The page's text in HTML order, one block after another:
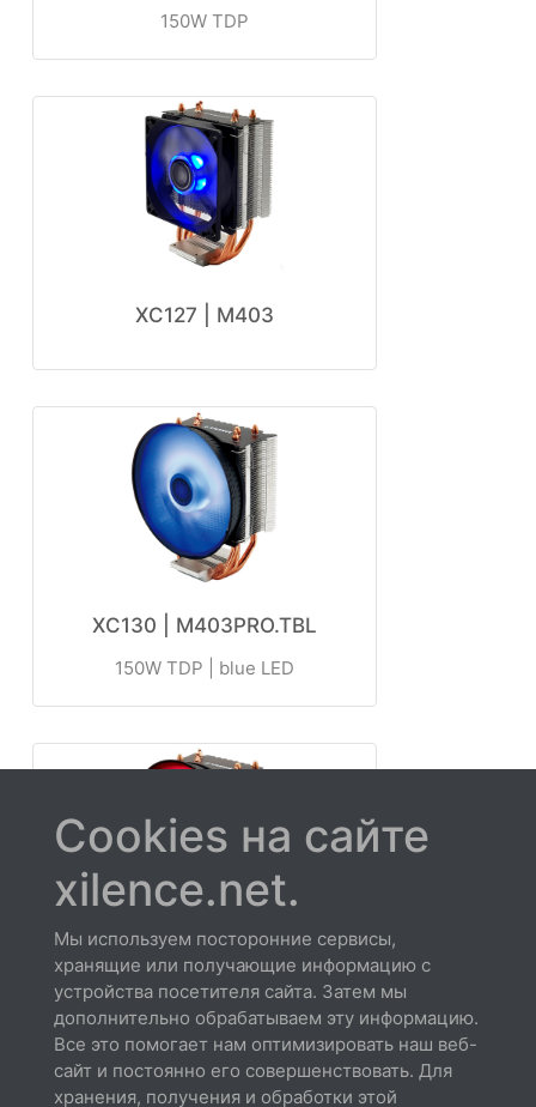
150W TDP
XC127 | M403
XC130 | M403PRO.TBL
150W TDP | blue LED
XC131 | M403PRO.TR
150W TDP | red LED
Cookies на сайте
xilence.net.
Мы используем посторонние сервисы,
хранящие или получающие информацию с
устройства посетителя сайта. Затем мы
дополнительно обрабатываем эту информацию.
Все это помогает нам оптимизировать наш веб-
сайт и постоянно его совершенствовать. Для
хранения, получения и обработки этой